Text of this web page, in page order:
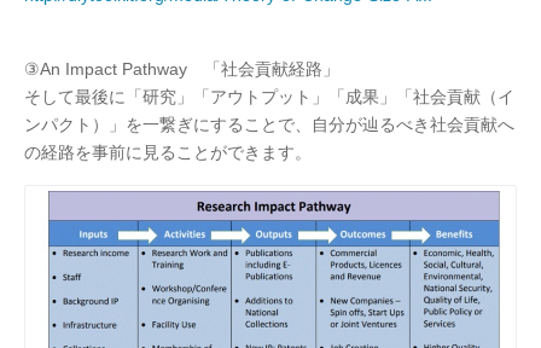
③An Impact Pathway 「社会貢献経路」
そして最後に「研究」「アウトプット」「成果」「社会貢献（イ
ンパクト）」を一繋ぎにすることで、自分が辿るべき社会貢献へ
の経路を事前に見ることができます。